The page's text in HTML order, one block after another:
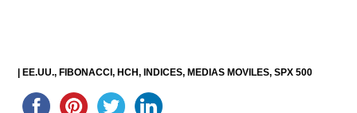
EE.UU. FIBONACCI HCH INDICES MEDIAS MOVILES SPX 500